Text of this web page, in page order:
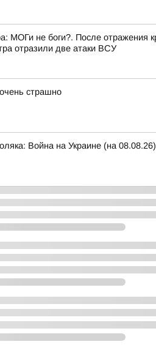
МОГи не боги?. После отражения
отразили две атаки ВСУ
страшно
Война на Украине (на